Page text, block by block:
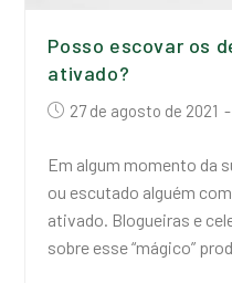
Posso escovar os
ativado?
27 de agosto de 2021
Em algum momento da
ou escutado alguém
ativado. Blogueiras e
sobre esse “mágico”